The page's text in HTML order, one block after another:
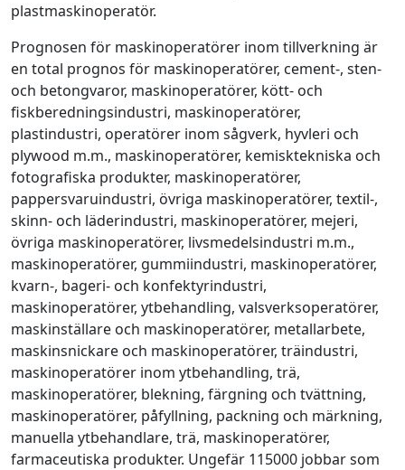
plastmaskinoperatör.
Prognosen för maskinoperatörer inom tillverkning är
en total prognos för maskinoperatörer, cement-, sten-
och betongvaror, maskinoperatörer, kött- och
fiskberedningsindustri, maskinoperatörer,
plastindustri, operatörer inom sågverk, hyvleri och
plywood m.m., maskinoperatörer, kemisktekniska och
fotografiska produkter, maskinoperatörer,
pappersvaruindustri, övriga maskinoperatörer, textil-,
skinn- och läderindustri, maskinoperatörer, mejeri,
övriga maskinoperatörer, livsmedelsindustri m.m.,
maskinoperatörer, gummiindustri, maskinoperatörer,
kvarn-, bageri- och konfektyrindustri,
maskinoperatörer, ytbehandling, valsverksoperatörer,
maskinställare och maskinoperatörer, metallarbete,
maskinsnickare och maskinoperatörer, träindustri,
maskinoperatörer inom ytbehandling, trä,
maskinoperatörer, blekning, färgning och tvättning,
maskinoperatörer, påfyllning, packning och märkning,
manuella ytbehandlare, trä, maskinoperatörer,
farmaceutiska produkter. Ungefär 115000 jobbar som